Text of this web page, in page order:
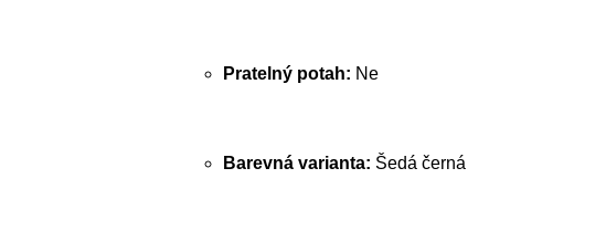
Pratelný potah: Ne
Barevná varianta: Šedá černá